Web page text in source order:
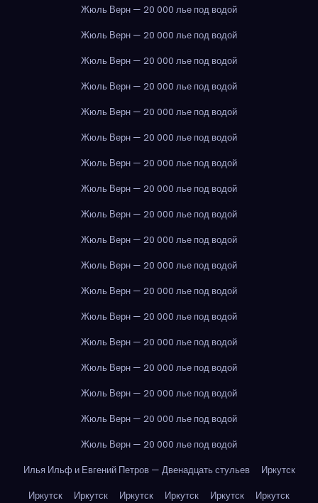
Жюль Верн — 20 000 лье под водой
Жюль Верн — 20 000 лье под водой
Жюль Верн — 20 000 лье под водой
Жюль Верн — 20 000 лье под водой
Жюль Верн — 20 000 лье под водой
Жюль Верн — 20 000 лье под водой
Жюль Верн — 20 000 лье под водой
Жюль Верн — 20 000 лье под водой
Жюль Верн — 20 000 лье под водой
Жюль Верн — 20 000 лье под водой
Жюль Верн — 20 000 лье под водой
Жюль Верн — 20 000 лье под водой
Жюль Верн — 20 000 лье под водой
Жюль Верн — 20 000 лье под водой
Жюль Верн — 20 000 лье под водой
Жюль Верн — 20 000 лье под водой
Жюль Верн — 20 000 лье под водой
Жюль Верн — 20 000 лье под водой
Илья Ильф и Евгений Петров — Двенадцать стульев
Иркутск
Иркутск
Иркутск Иркутск Иркутск Иркутск
Иркутск